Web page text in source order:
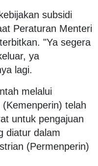
subsidi
Peraturan Menteri
"Ya segera
ya
lagi.
melalui
telah
untuk pengajuan
diatur dalam
(Permenperin)